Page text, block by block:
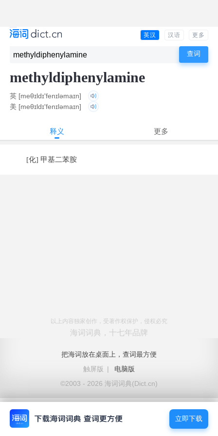
英汉 汉语 更多
methyldiphenylamine
英 [meθɪldɪ'fenɪləmaɪn]
美 [meθɪldɪ'fenɪləmaɪn]
释义 更多
[化] 甲基二苯胺
以上内容独家创作，受著作权保护，侵权必究
海词词典，十七年品牌
把海词放在桌面上，查词最方便
触屏版
|
电脑版
©2003 - 2026 海词词典(Dict.cn)
立即下载
立即下载